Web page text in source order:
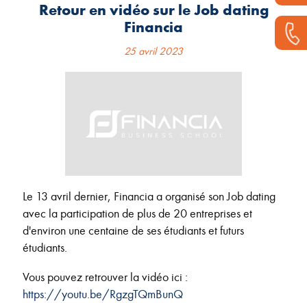
Retour en vidéo sur le Job dating
Financia
25 avril 2023
Le 13 avril dernier, Financia a organisé son Job dating
avec la participation de plus de 20 entreprises et
d'environ une centaine de ses étudiants et futurs
étudiants.
Vous pouvez retrouver la vidéo ici :
https://youtu.be/RgzgTQmBunQ